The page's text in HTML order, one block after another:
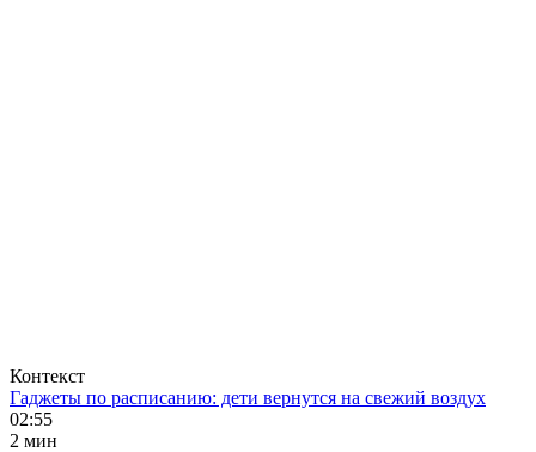
Контекст
Гаджеты по расписанию: дети вернутся на свежий воздух
02:55
2 мин